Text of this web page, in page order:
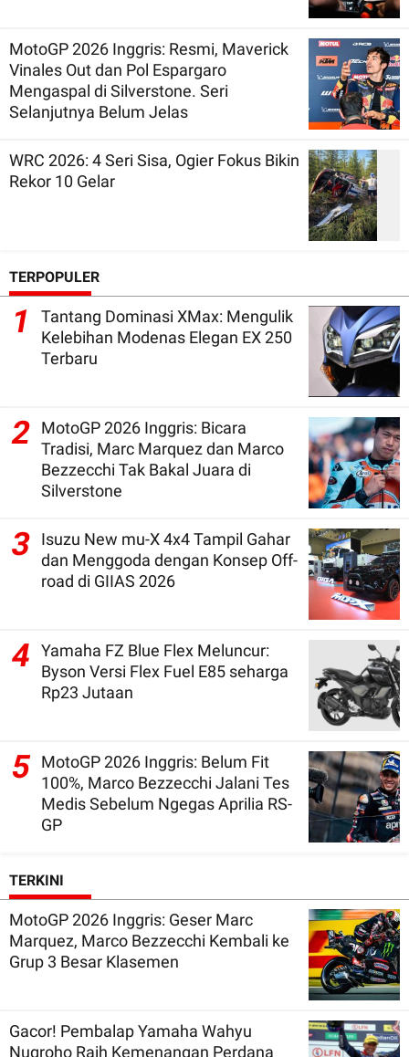
MotoGP 2026 Inggris: Resmi, Maverick
Vinales Out dan Pol Espargaro
Mengaspal di Silverstone. Seri
Selanjutnya Belum Jelas
WRC 2026: 4 Seri Sisa, Ogier Fokus Bikin
Rekor 10 Gelar
TERPOPULER
1
Tantang Dominasi XMax: Mengulik
Kelebihan Modenas Elegan EX 250
Terbaru
2
MotoGP 2026 Inggris: Bicara
Tradisi, Marc Marquez dan Marco
Bezzecchi Tak Bakal Juara di
Silverstone
3
Isuzu New mu-X 4x4 Tampil Gahar
dan Menggoda dengan Konsep Off-
road di GIIAS 2026
4
Yamaha FZ Blue Flex Meluncur:
Byson Versi Flex Fuel E85 seharga
Rp23 Jutaan
5 MotoGP 2026 Inggris: Belum Fit
100%, Marco Bezzecchi Jalani Tes
Medis Sebelum Ngegas Aprilia RS-
GP
TERKINI
MotoGP 2026 Inggris: Geser Marc
Marquez, Marco Bezzecchi Kembali ke
Grup 3 Besar Klasemen
Gacor! Pembalap Yamaha Wahyu
Nugroho Raih Kemenangan Perdana